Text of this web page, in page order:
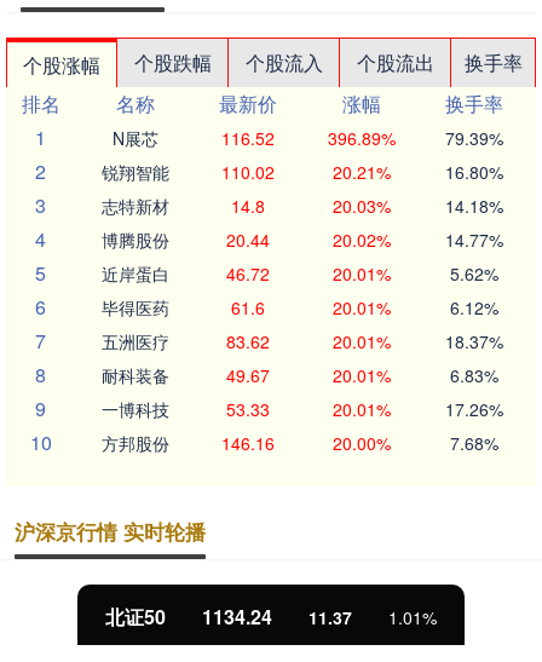
个股涨幅 个股跌幅 个股流入 个股流出
换手率
排名
名称 最新价 涨幅
换手率
1
N展芯 116.52 396.89% 79.39%
2 锐翔智能 110.02 20.21% 16.80%
3 志特新材 14.8 20.03% 14.18%
4 博腾股份 20.44 20.02% 14.77%
5 近岸蛋白 46.72 20.01% 5.62%
6 毕得医药 61.6 20.01% 6.12%
7 五洲医疗 83.62 20.01% 18.37%
8 耐科装备 49.67 20.01% 6.83%
9 一博科技 53.33 20.01% 17.26%
10 方邦股份 146.16 20.00% 7.68%
沪深京行情 实时轮播
北证50 1134.24 11.37 1.01%